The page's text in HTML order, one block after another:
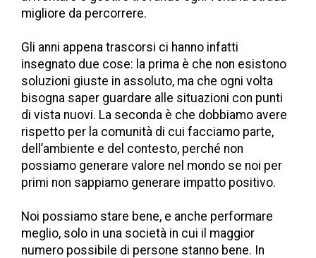
migliore da percorrere.
Gli anni appena trascorsi ci hanno infatti
insegnato due cose: la prima è che non esistono
soluzioni giuste in assoluto, ma che ogni volta
bisogna saper guardare alle situazioni con punti
di vista nuovi. La seconda è che dobbiamo avere
rispetto per la comunità di cui facciamo parte,
dell’ambiente e del contesto, perché non
possiamo generare valore nel mondo se noi per
primi non sappiamo generare impatto positivo.
Noi possiamo stare bene, e anche performare
meglio, solo in una società in cui il maggior
numero possibile di persone stanno bene. In